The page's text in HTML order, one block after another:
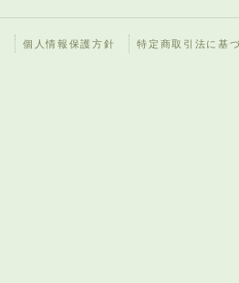
個人情報保護方針 特定商取引法に基